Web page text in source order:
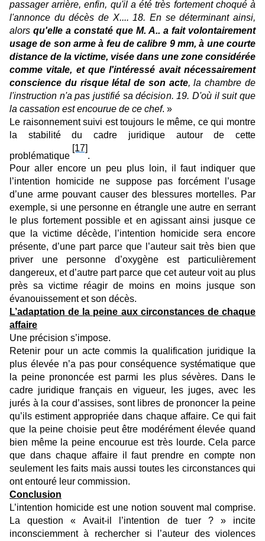
passager arrière, enfin, qu'il a été très fortement choqué à
l'annonce du décès de X.... 18. En se déterminant ainsi,
alors qu'elle a constaté que M. A.. a fait volontairement
usage de son arme à feu de calibre 9 mm, à une courte
distance de la victime, visée dans une zone considérée
comme vitale, et que l'intéressé avait nécessairement
conscience du risque létal de son acte, la chambre de
l'instruction n'a pas justifié sa décision. 19. D'où il suit que
la cassation est encourue de ce chef. »
Le raisonnement suivi est toujours le même, ce qui montre
la stabilité du cadre juridique autour de cette
problématique
[17]
Pour aller encore un peu plus loin, il faut indiquer que
l’intention homicide ne suppose pas forcément l’usage
d’une arme pouvant causer des blessures mortelles. Par
exemple, si une personne en étrangle une autre en serrant
le plus fortement possible et en agissant ainsi jusque ce
que la victime décède, l’intention homicide sera encore
présente, d’une part parce que l’auteur sait très bien que
priver une personne d’oxygène est particulièrement
dangereux, et d’autre part parce que cet auteur voit au plus
près sa victime réagir de moins en moins jusque son
évanouissement et son décès.
L’adaptation de la peine aux circonstances de chaque
affaire
Une précision s’impose.
Retenir pour un acte commis la qualification juridique la
plus élevée n’a pas pour conséquence systématique que
la peine prononcée est parmi les plus sévères. Dans le
cadre juridique français en vigueur, les juges, avec les
jurés à la cour d’assises, sont libres de prononcer la peine
qu’ils estiment appropriée dans chaque affaire. Ce qui fait
que la peine choisie peut être modérément élevée quand
bien même la peine encourue est très lourde. Cela parce
que dans chaque affaire il faut prendre en compte non
seulement les faits mais aussi toutes les circonstances qui
ont entouré leur commission.
Conclusion
L’intention homicide est une notion souvent mal comprise.
La question « Avait-il l’intention de tuer ? » incite
inconsciemment à rechercher si l’auteur des violences